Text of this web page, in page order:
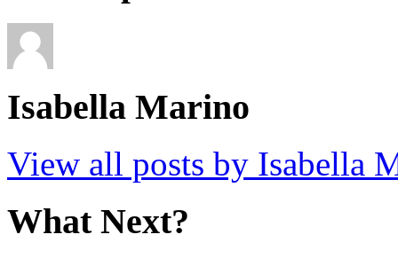
Isabella Marino
View all posts by Isabella
What Next?